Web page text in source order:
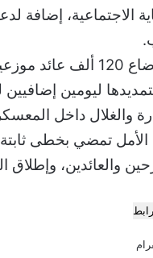
الاجتماعية، إضافة
والغلال داخل
تمضي بخطى ثابتة
والعائدين، وإطلاق